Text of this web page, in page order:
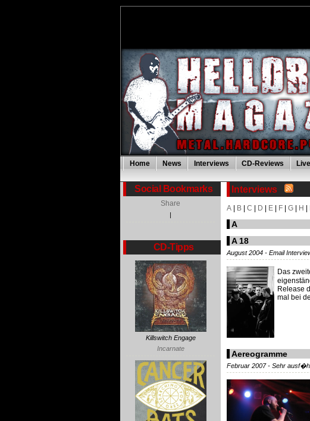
Home News Interviews CD-Reviews
Social Bookmarks
Share
|
CD-Tipps
Killswitch Engage
Incarnate
Interviews
A B |C D E F |G H
A
A 18
August 2004 - Email
Das
Release
mal bei
Aereogramme
Februar 2007 - Sehr